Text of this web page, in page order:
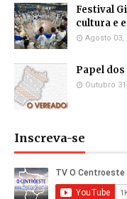
Festival
cultura e
Agosto 03,
Papel
Outubro
Inscreva-se